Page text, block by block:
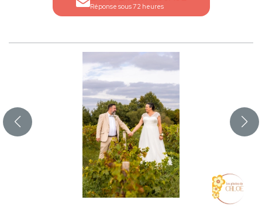
Réponse sous 72 heures